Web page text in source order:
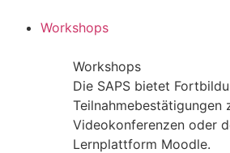
Workshops
Workshops
Die SAPS bietet
Teilnahmebestätigungen
Videokonferenzen oder
Lernplattform Moodle.